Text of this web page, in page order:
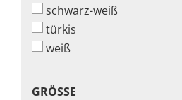
schwarz-weiß
türkis
weiß
GRÖSSE
GRÖSSE